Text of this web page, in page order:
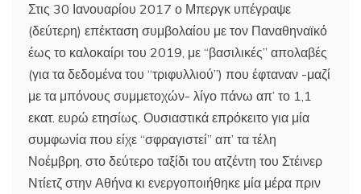
Στις 30 Ιανουαρίου 2017 ο Μπεργκ υπέγραψε
(δεύτερη) επέκταση συμβολαίου με τον Παναθηναϊκό
έως το καλοκαίρι του 2019, με “βασιλικές” απολαβές
(για τα δεδομένα του “τριφυλλιού”) που έφταναν -μαζί
με τα μπόνους συμμετοχών- λίγο πάνω απ’ το 1,1
εκατ. ευρώ ετησίως. Ουσιαστικά επρόκειτο για μία
συμφωνία που είχε “σφραγιστεί” απ’ τα τέλη
Νοέμβρη, στο δεύτερο ταξίδι του ατζέντη του Στέινερ
Ντίετζ στην Αθήνα κι ενεργοποιήθηκε μία μέρα πριν